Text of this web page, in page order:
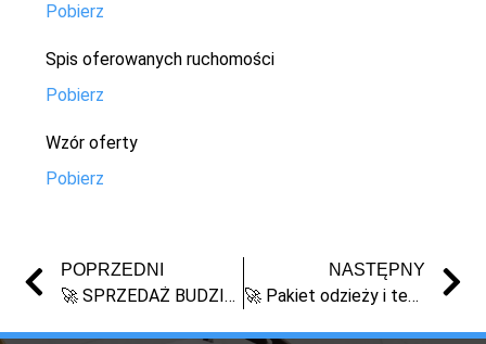
Pobierz
Spis oferowanych ruchomości
Pobierz
Wzór oferty
Pobierz
POPRZEDNI
🚀 SPRZEDAŻ BUDZIKÓW I ZEGARÓW – PAKIET LIKWIDACYJNY | TORUŃ
NASTĘPNY
🚀 Pakiet odzieży i tekstyliów hurt likwidacja sklep e-commerce